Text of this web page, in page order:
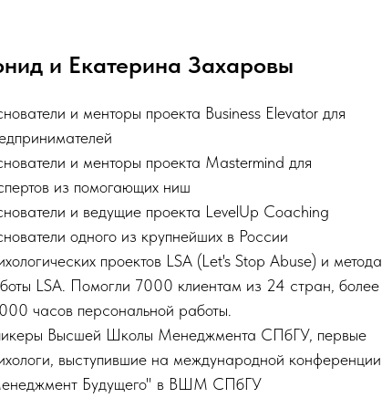
и Екатерина Захаровы
и менторы проекта Business Elevator для
и менторы проекта Mastermind для
из помогающих ниш
и ведущие проекта LevelUp Coaching
одного из крупнейших в России
проектов LSA (Let's Stop Abuse) и метода
LSA. Помогли 7000 клиентам из 24 стран, более
часов персональной работы.
Высшей Школы Менеджмента СПбГУ, первые
выступившие на международной конференции
Будущего" в ВШМ СПбГУ